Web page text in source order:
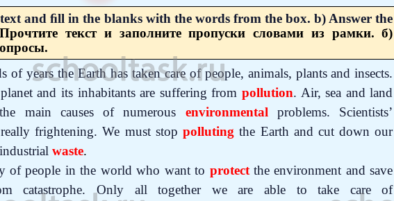
text and ﬁll in the blanks with the words from the box.b) Answer the
Прочтите текст и заполните пропуски словами из рамки. б)
of years the Earth has taken care of people, animals, plants and insects.
and its inhabitants are suffering from pollution. Air, sea and land
main causes of numerous environmentalproblems. Scientists’
frightening. We must stop polluting the Earth and cut down our
waste.
of people in the world who want to protectthe environment and save
catastrophe.Only all togetherwe are able to take care of